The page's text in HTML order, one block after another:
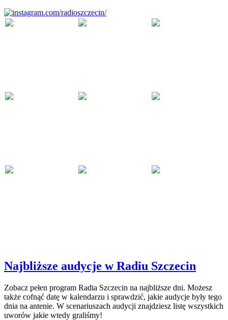
Najbliższe audycje w Radiu Szczecin
Zobacz pełen program Radia Szczecin na najbliższe dni. Możesz
także cofnąć datę w kalendarzu i sprawdzić, jakie audycje były tego
dnia na antenie. W scenariuszach audycji znajdziesz listę wszystkich
uworów jakie wtedy graliśmy!